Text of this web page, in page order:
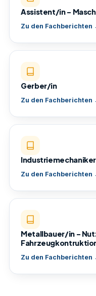
Assistent/in –
Zu den Fachberichten
Gerber/in
Zu den Fachberichten
Zu den Fachberichten
Metallbauer/in –
Zu den Fachberichten